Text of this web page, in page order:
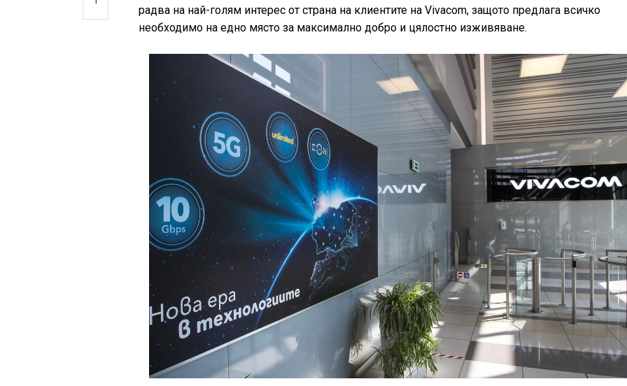
радва на най-голям интерес от страна на клиентите на Vivacom, защото предлага всичко
необходимо на едно място за максимално добро и цялостно изживяване.